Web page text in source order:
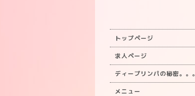
トップページ
求人ページ
ディープリンパの秘密。。。
メニュー